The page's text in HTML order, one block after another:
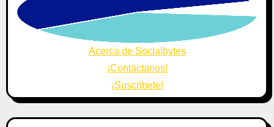
Acerca de Socialbytes
¡Contáctanos!
¡Suscríbete!